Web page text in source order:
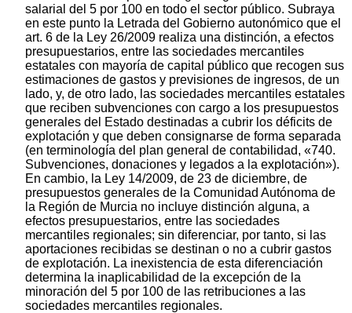
salarial del 5 por 100 en todo el sector público. Subraya
en este punto la Letrada del Gobierno autonómico que el
art. 6 de la Ley 26/2009 realiza una distinción, a efectos
presupuestarios, entre las sociedades mercantiles
estatales con mayoría de capital público que recogen sus
estimaciones de gastos y previsiones de ingresos, de un
lado, y, de otro lado, las sociedades mercantiles estatales
que reciben subvenciones con cargo a los presupuestos
generales del Estado destinadas a cubrir los déficits de
explotación y que deben consignarse de forma separada
(en terminología del plan general de contabilidad, «740.
Subvenciones, donaciones y legados a la explotación»).
En cambio, la Ley 14/2009, de 23 de diciembre, de
presupuestos generales de la Comunidad Autónoma de
la Región de Murcia no incluye distinción alguna, a
efectos presupuestarios, entre las sociedades
mercantiles regionales; sin diferenciar, por tanto, si las
aportaciones recibidas se destinan o no a cubrir gastos
de explotación. La inexistencia de esta diferenciación
determina la inaplicabilidad de la excepción de la
minoración del 5 por 100 de las retribuciones a las
sociedades mercantiles regionales.